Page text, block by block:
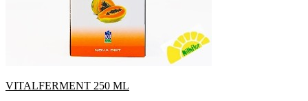
VITALFERMENT 250 ML